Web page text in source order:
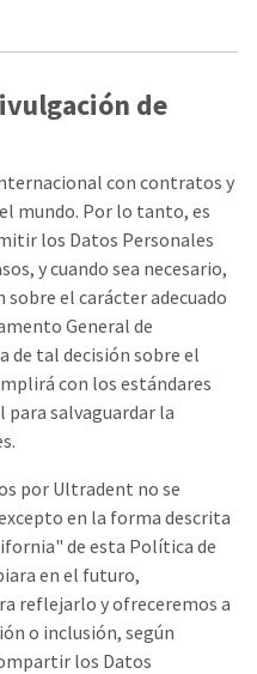
de
con contratos y
mundo. Por lo tanto, es
los Datos Personales
y cuando sea necesario,
el carácter adecuado
General de
de tal decisión sobre el
con los estándares
para salvaguardar la
por Ultradent no se
en la forma descrita
de esta Política de
en el futuro,
reflejarlo y ofreceremos a
o inclusión, según
los Datos